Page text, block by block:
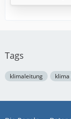
Tags
klimaleitung